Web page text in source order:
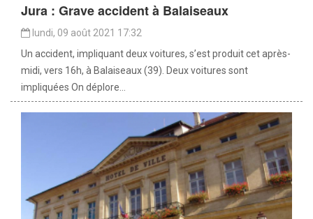
Jura : Grave accident à Balaiseaux
lundi, 09 août 2021 17:32
Un accident, impliquant deux voitures, s’est produit cet après-
midi, vers 16h, à Balaiseaux (39). Deux voitures sont
impliquées On déplore...